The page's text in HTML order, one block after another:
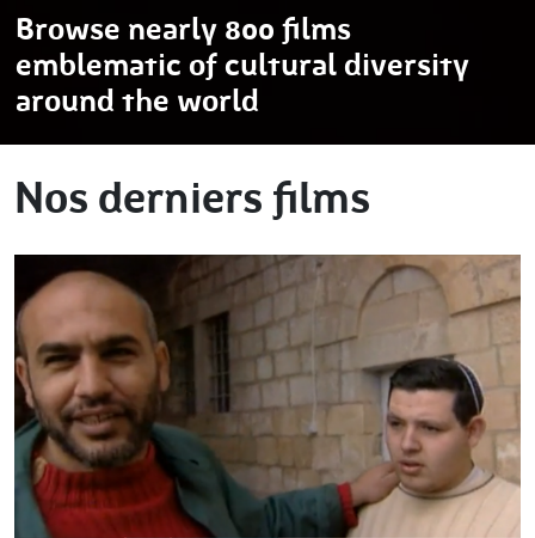
Browse nearly 800 films
emblematic of cultural diversity
around the world
Nos derniers films